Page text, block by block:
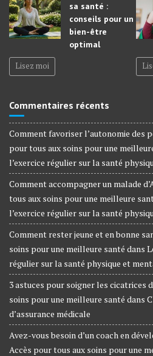
sa santé :
conseils pour un
bien-être
optimal
Lisez moi
Commentaires récents
Comment favoriser l’autonomie des
pour tous aux soins pour une
l’exercice régulier sur la santé
Comment accompagner un malade
tous aux soins pour une meilleure
l’exercice régulier sur la santé
Comment rester jeune et en bonne
soins pour une meilleure santé dans
régulier sur la santé physique et
3 astuces pour soigner les cicatrices
soins pour une meilleure santé dans
d’assurance médicale
Avez-vous besoin d’un coach en
Accès pour tous aux soins pour une